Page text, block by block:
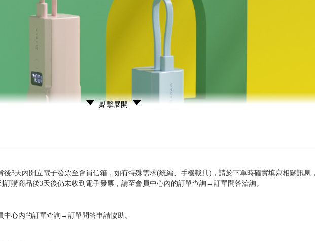
點擊展開
3天內開立電子發票至會員信箱，如有特殊需求(統編、手機載具)，請於下單時確實填寫相關訊息
購商品後3天後仍未收到電子發票，請至會員中心內的訂單查詢→訂單問答洽詢。
心內的訂單查詢→訂單問答申請協助。